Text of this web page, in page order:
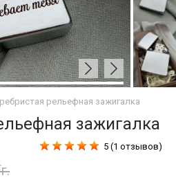
рельефная зажигалка
зажигалка
5 (1 отзывов)